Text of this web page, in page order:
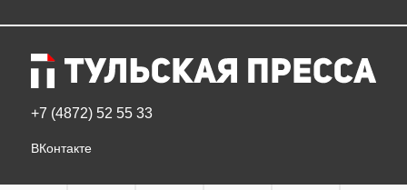
+7 (4872) 52 55 33
ВКонтакте